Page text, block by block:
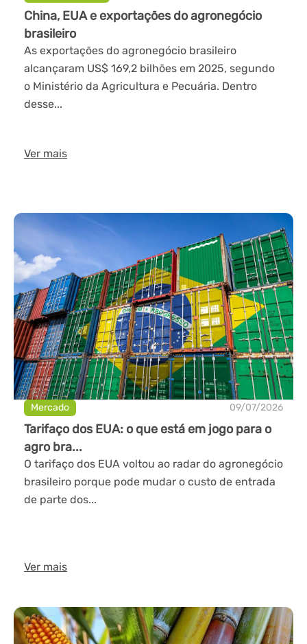
China, EUA e exportações do agronegócio
brasileiro
As exportações do agronegócio brasileiro
alcançaram US$ 169,2 bilhões em 2025, segundo
o Ministério da Agricultura e Pecuária. Dentro
desse...
Ver mais
Mercado 09/07/2026
Tarifaço dos EUA: o que está em jogo para o
agro bra...
O tarifaço dos EUA voltou ao radar do agronegócio
brasileiro porque pode mudar o custo de entrada
de parte dos...
Ver mais